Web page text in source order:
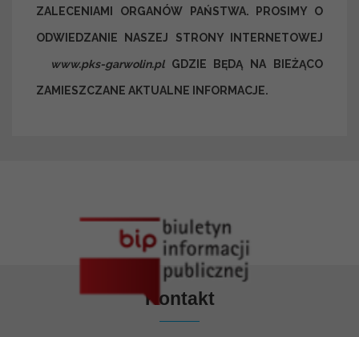
ZALECENIAMI ORGANÓW PAŃSTWA. PROSIMY O
ODWIEDZANIE NASZEJ STRONY INTERNETOWEJ
www.pks-garwolin.pl GDZIE BĘDĄ NA BIEŻĄCO
ZAMIESZCZANE AKTUALNE INFORMACJE.
Kontakt